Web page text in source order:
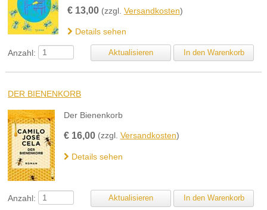
€13,00 (zzgl. Versandkosten)
Details sehen
Anzahl:
DER BIENENKORB
Der Bienenkorb
€16,00 (zzgl. Versandkosten)
Details sehen
Anzahl: